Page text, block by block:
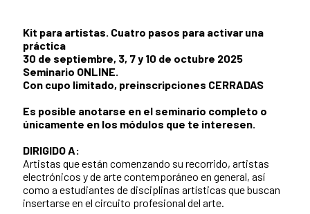
Kit para artistas. Cuatro pasos para activar una
práctica
30 de septiembre, 3, 7 y 10 de octubre 2025
Seminario ONLINE.
Con cupo limitado, preinscripciones CERRADAS
Es posible anotarse en el seminario completo o
únicamente en los módulos que te interesen.
DIRIGIDO A:
Artistas que están comenzando su recorrido, artistas
electrónicos y de arte contemporáneo en general, así
como a estudiantes de disciplinas artísticas que buscan
insertarse en el circuito profesional del arte.